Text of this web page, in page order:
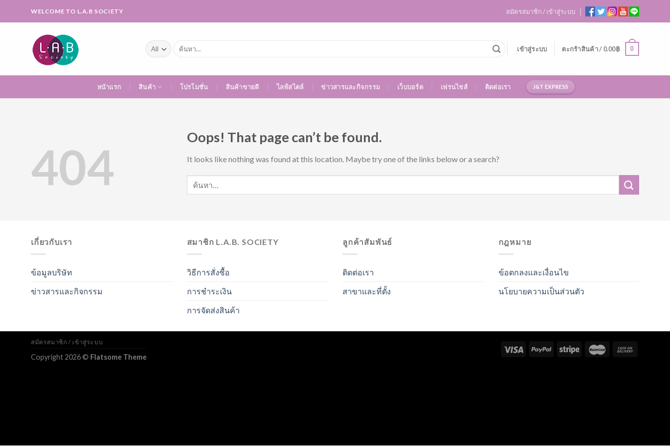
WELCOME TO L.A.B SOCIETY สมัครสมาชิก / เข้าสู่ระบบ
ค้นหา:
เข้าสู่ระบบ ตะกร้าสินค้า / 0.00฿ 0
หน้าแรก สินค้า โปรโมชั่น สินค้าขายดี ไลฟ์สไตล์ ข่าวสารและกิจกรรม เว็บบอร์ด เฟรนไชส์ ติดต่อเรา J&T EXPRESS
404
Oops! That page can’t be found.
It looks like nothing was found at this location. Maybe try one of the links below or a search?
เกี่ยวกับเรา
ข้อมูลบริษัท
ข่าวสารและกิจกรรม
สมาชิก L.A.B. SOCIETY
วิธีการสั่งซื้อ
การชำระเงิน
การจัดส่งสินค้า
ลูกค้าสัมพันธ์
ติดต่อเรา
สาขาและที่ตั้ง
กฎหมาย
ข้อตกลงและเงื่อนไข
นโยบายความเป็นส่วนตัว
สมัครสมาชิก / เข้าสู่ระบบ
Copyright 2026 © Flatsome Theme